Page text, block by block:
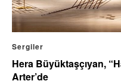
Sergiler
Hera Büyüktaşçıyan,
Arter’de